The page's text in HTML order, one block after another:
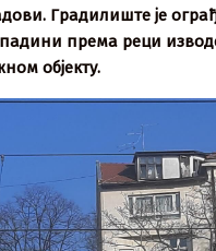
Градилиште је
према реци
објекту.